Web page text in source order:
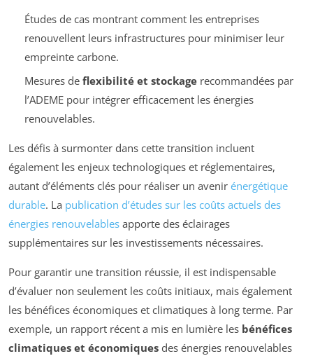
Études de cas montrant comment les entreprises
renouvellent leurs infrastructures pour minimiser leur
empreinte carbone.
Mesures de flexibilité et stockagerecommandées par
l’ADEME pour intégrer efficacement les énergies
renouvelables.
Les défis à surmonter dans cette transition incluent
également les enjeux technologiques et réglementaires,
autant d’éléments clés pour réaliser un avenir énergétique
durable. La publication d’études sur les coûts actuels des
énergies renouvelables apporte des éclairages
supplémentaires sur les investissements nécessaires.
Pour garantir une transition réussie, il est indispensable
d’évaluer non seulement les coûts initiaux, mais également
les bénéfices économiques et climatiques à long terme. Par
exemple, un rapport récent a mis en lumière les bénéfices
climatiques et économiques des énergies renouvelables